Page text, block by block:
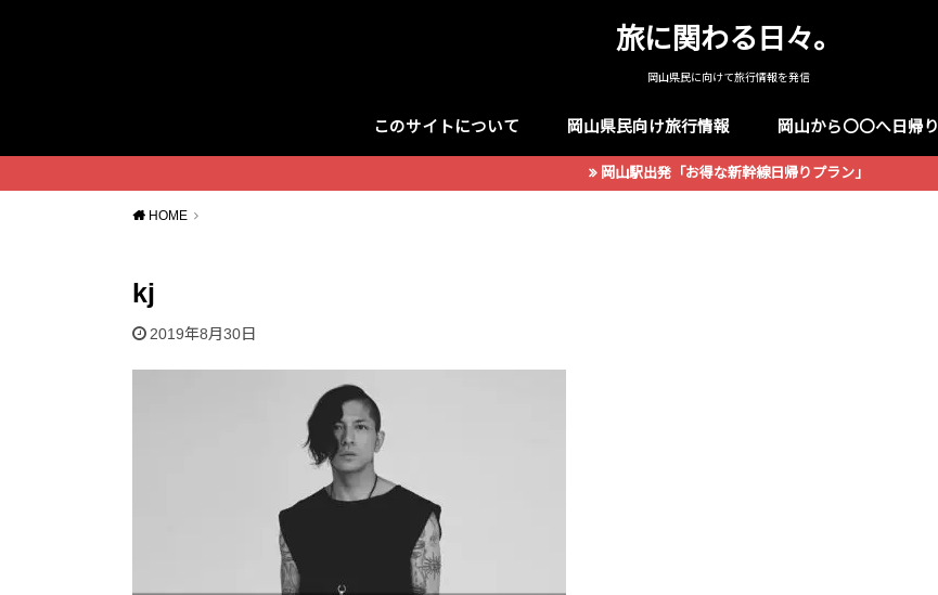
旅に関わる日々。
岡山県民に向けて旅行情報を発信
このサイトについて 岡山県民向け旅行情報 岡山から〇〇へ日帰り
岡山駅出発「お得な新幹線日帰りプラン」
HOME
kj
2019年8月30日